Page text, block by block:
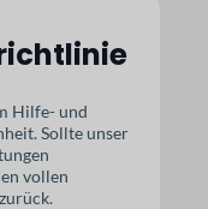
Hilfe- und
Sollte unser
vollen